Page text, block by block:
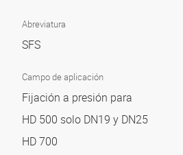
Abreviatura
SFS
Campo de aplicación
Fijación a presión para
HD 500 solo DN19 y DN25
HD 700